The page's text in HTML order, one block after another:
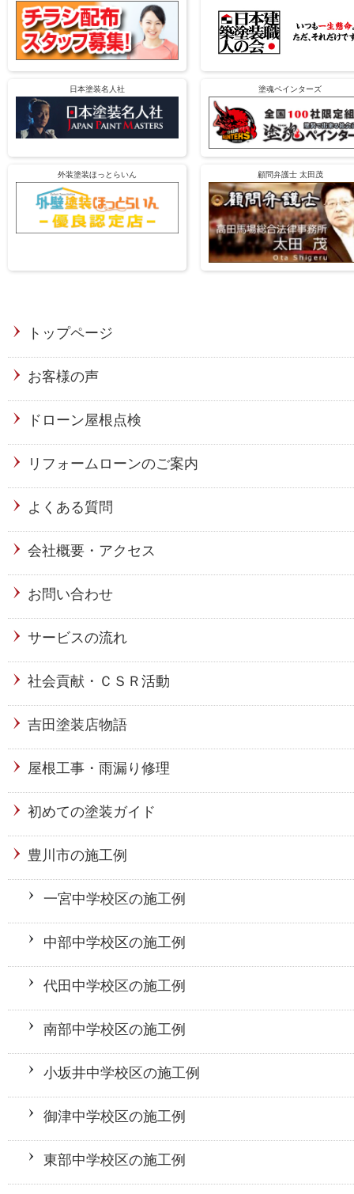
日本塗装名人社 塗魂ペインターズ
外装塗装ほっとらいん 顧問弁護士 太田茂
トップページ
お客様の声
ドローン屋根点検
リフォームローンのご案内
よくある質問
会社概要・アクセス
お問い合わせ
サービスの流れ
社会貢献・ＣＳＲ活動
吉田塗装店物語
屋根工事・雨漏り修理
初めての塗装ガイド
豊川市の施工例
一宮中学校区の施工例
中部中学校区の施工例
代田中学校区の施工例
南部中学校区の施工例
小坂井中学校区の施工例
御津中学校区の施工例
東部中学校区の施工例